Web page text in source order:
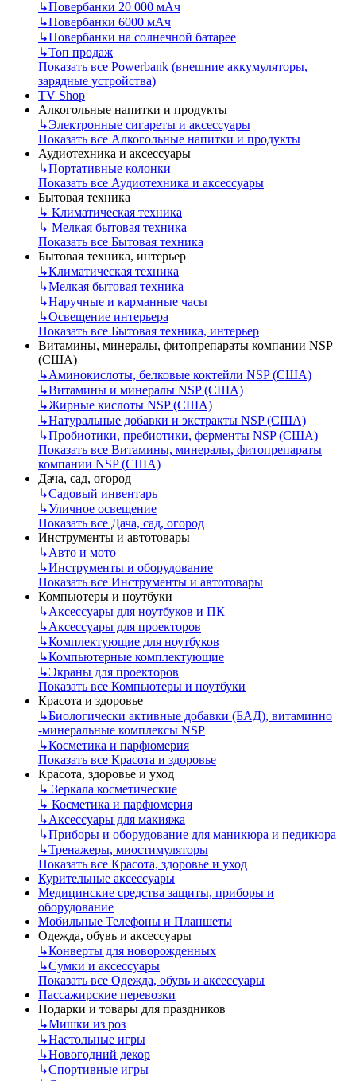
↳Повербанки 20 000 мАч
↳Повербанки 6000 мАч
↳Повербанки на солнечной батарее
↳Топ продаж
Показать все Powerbank (внешние аккумуляторы,
зарядные устройства)
TV Shop
Алкогольные напитки и продукты
↳Электронные сигареты и аксессуары
Показать все Алкогольные напитки и продукты
Аудиотехника и аксессуары
↳Портативные колонки
Показать все Аудиотехника и аксессуары
Бытовая техника
↳ Климатическая техника
↳ Мелкая бытовая техника
Показать все Бытовая техника
Бытовая техника, интерьер
↳Климатическая техника
↳Мелкая бытовая техника
↳Наручные и карманные часы
↳Освещение интерьера
Показать все Бытовая техника, интерьер
Витамины, минералы, фитопрепараты компании NSP
(США)
↳Аминокислоты, белковые коктейли NSP (США)
↳Витамины и минералы NSP (США)
↳Жирные кислоты NSP (США)
↳Натуральные добавки и экстракты NSP (США)
↳Пробиотики, пребиотики, ферменты NSP (США)
Показать все Витамины, минералы, фитопрепараты
компании NSP (США)
Дача, сад, огород
↳Садовый инвентарь
↳Уличное освещение
Показать все Дача, сад, огород
Инструменты и автотовары
↳Авто и мото
↳Инструменты и оборудование
Показать все Инструменты и автотовары
Компьютеры и ноутбуки
↳Аксессуары для ноутбуков и ПК
↳Аксессуары для проекторов
↳Комплектующие для ноутбуков
↳Компьютерные комплектующие
↳Экраны для проекторов
Показать все Компьютеры и ноутбуки
Красота и здоровье
↳Биологически активные добавки (БАД), витаминно
-минеральные комплексы NSP
↳Косметика и парфюмерия
Показать все Красота и здоровье
Красота, здоровье и уход
↳ Зеркала косметические
↳ Косметика и парфюмерия
↳Аксессуары для макияжа
↳Приборы и оборудование для маникюра и педикюра
↳Тренажеры, миостимуляторы
Показать все Красота, здоровье и уход
Курительные аксессуары
Медицинские средства защиты, приборы и
оборудование
Мобильные Телефоны и Планшеты
Одежда, обувь и аксессуары
↳Конверты для новорожденных
↳Сумки и аксессуары
Показать все Одежда, обувь и аксессуары
Пассажирские перевозки
Подарки и товары для праздников
↳Мишки из роз
↳Настольные игры
↳Новогодний декор
↳Спортивные игры